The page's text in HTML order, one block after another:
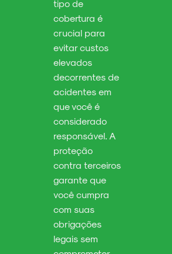
tipo de
cobertura é
crucial para
evitar custos
elevados
decorrentes de
acidentes em
que você é
considerado
responsável. A
proteção
contra terceiros
garante que
você cumpra
com suas
obrigações
legais sem